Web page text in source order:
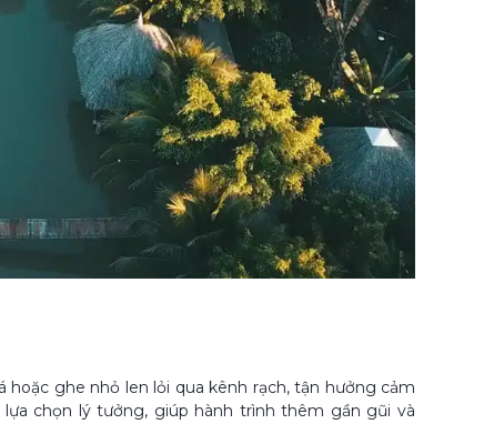
ghe nhỏ len lỏi qua kênh rạch, tận hưởng cảm
chọn lý tưởng, giúp hành trình thêm gần gũi và